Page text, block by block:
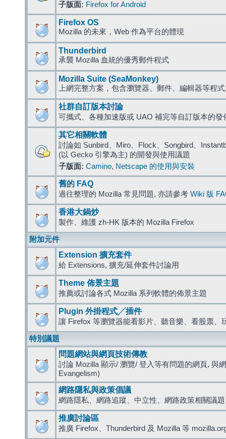
子版面: Firefox for Android
Firefox OS
Mozilla 的未來，Web 作為平台的體現
Thunderbird
承襲 Mozilla 血統的優秀郵件程式
Mozilla Suite (SeaMonkey)
上網完整方案，包含瀏覽器、郵件、編輯器等程
社群自訂版本討論
可攜式、各種加速版或 UAO 補完等自訂版本的發
其它相關軟體
討論如 Sunbird、Miro、Flock、Songbird、
(以 Gecko 引擎為主) 的開發與使用議題
子版面: Camino, Netscape 的使用與安裝
舊的 FAQ
過往整理的 Mozilla 常見問題, 亦請參考 Wiki 版
香港大鍋炒
製作、維護 zh-HK 版本的 Mozilla Firefox
附加元件
Extension 擴充套件
給 Extensions, 擴充/延伸套件討論用
Theme 佈景主題
推薦或討論各式 Mozilla 系列軟體的佈景主題
Plugin 外掛程式╱插件
讓 Firefox 等瀏覽器能看影片、聽音樂、看股票、
特別議題
問題網站與網頁技術傳教
討論 Mozilla 顯示/ 瀏覽/ 登入等有問題的網頁, 與
Evangelism)
網路隱私與政策倡議
網路隱私、網路追蹤、中立性、網路政策相關議題
推廣討論區
推廣 Firefox、Thunderbird 及 Mozilla 等